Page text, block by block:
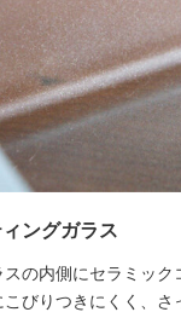
ングガラス
の内側にセラミック
びりつきにくく、さ